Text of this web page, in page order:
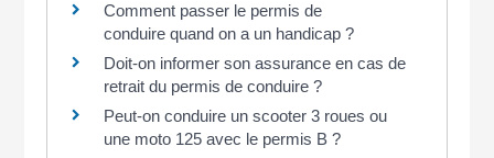
Comment passer le permis de
conduire quand on a un handicap ?
Doit-on informer son assurance en cas de
retrait du permis de conduire ?
Peut-on conduire un scooter 3 roues ou
une moto 125 avec le permis B ?